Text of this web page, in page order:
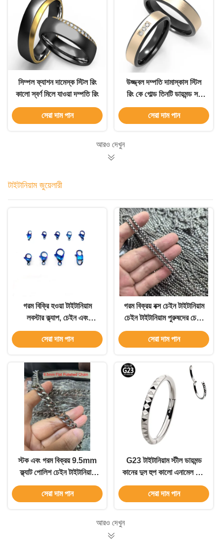
সিম্পল ফ্যাশন দামেস্ক স্টিল রিং
কালো স্বর্ণ মিলে যাওয়া দম্পতি রিং
সেরা দাম পান
উজ্জ্বল দম্পতি দামাস্কাস স্টিল
রিং কে গোল্ড তিনটি ডায়মন্ড সহ
মরিচা প্রতিরোধী
সেরা দাম পান
আরও দেখুন
টাইটানিয়াম জুয়েলারী
গরম বিক্রি হওয়া টাইটানিয়াম
লবস্টার ক্ল্যাপ, চেইন এবং
টাইটানিয়াম অ্যাকসেসরিজ সহ
পুরুষদের নেকলেস স্টকে
সেরা দাম পান
গরম বিক্রয় বক্স চেইন টাইটানিয়াম
চেইন টাইটানিয়াম পুরুষদের চেইন
স্টক ইন
সেরা দাম পান
স্টক এবং গরম বিক্রয় 9.5mm
ফ্ল্যাট পোলিশ চেইন টাইটানিয়াম
আনুষাঙ্গিক Gentlemen চেইন
সেরা দাম পান
G23 টাইটানিয়াম স্টীল ডায়মন্ড
কানের দুল হুপ কালো এনামেল এবং
হাইপোএলার্জেনিক
সেরা দাম পান
আরও দেখুন